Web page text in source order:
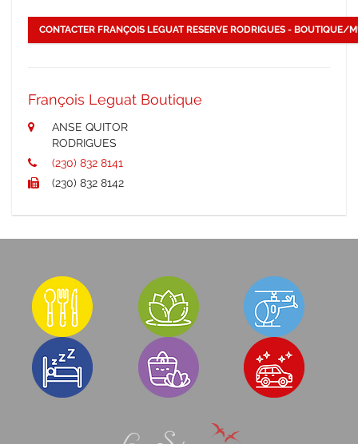
CONTACTER FRANÇOIS LEGUAT RESERVE RODRIGUES - BOUTIQUE/
François Leguat Boutique
ANSE QUITOR
RODRIGUES
(230) 832 8141
(230) 832 8142